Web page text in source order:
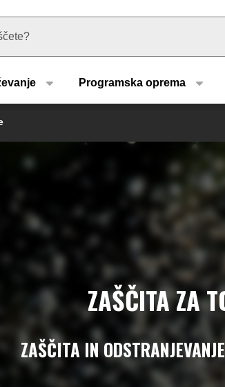
Programska oprema
ZAŠČITA ZA
ZAŠČITA IN